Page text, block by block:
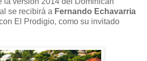
se recibirá a Fernando Echavarria
El Prodigio, como su invitado